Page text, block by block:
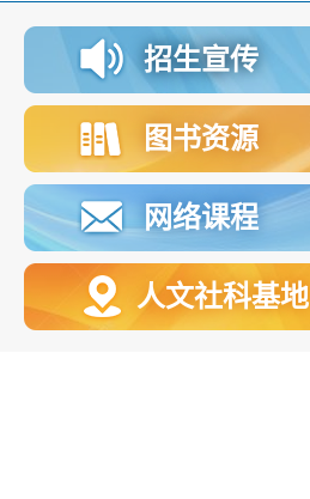
招生宣传
图书资源
网络课程
人文社科基地